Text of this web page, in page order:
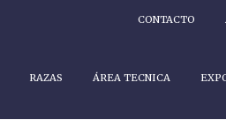
CONTACTO
RAZAS ÁREA TECNICA